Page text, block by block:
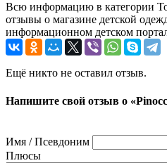
Всю информацию в категории
отзывы о магазине детской
информационном детском
Ещё никто не оставил отзыв.
Напишите свой отзыв о
Имя / Псевдоним
Плюсы